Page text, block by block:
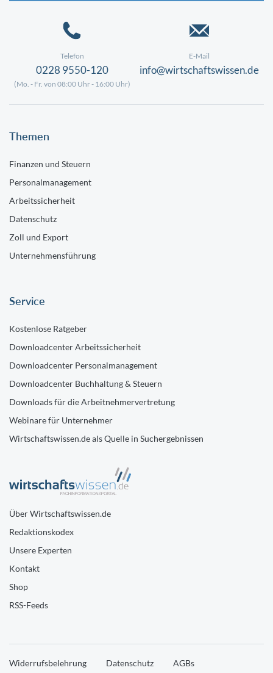
Telefon
0228 9550-120
(Mo. - Fr. von 08:00 Uhr - 16:00 Uhr)
E-Mail
info@wirtschaftswissen.de
Themen
Finanzen und Steuern
Personalmanagement
Arbeitssicherheit
Datenschutz
Zoll und Export
Unternehmensführung
Service
Kostenlose Ratgeber
Downloadcenter Arbeitssicherheit
Downloadcenter Personalmanagement
Downloadcenter Buchhaltung & Steuern
Downloads für die Arbeitnehmervertretung
Webinare für Unternehmer
Wirtschaftswissen.de als Quelle in Suchergebnissen
Über Wirtschaftswissen.de
Redaktionskodex
Unsere Experten
Kontakt
Shop
RSS-Feeds
Widerrufsbelehrung Datenschutz AGBs